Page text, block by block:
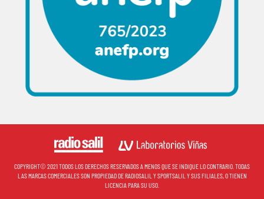
COPYRIGHT© 2021 TODOS LOS DERECHOS RESERVADOS A MENOS QUE SE INDIQUE LO CONTRARIO. TODAS
LAS MARCAS COMERCIALES SON PROPIEDAD DE RADIOSALIL Y SPORTSALIL Y SUS FILIALES, O TIENEN
LICENCIA PARA SU USO.